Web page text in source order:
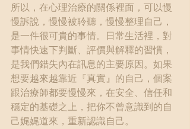
所以，在心理治療的關係裡面，可以慢
慢訴說，慢慢被聆聽，慢慢整理自己，
是一件很可貴的事情。日常生活裡，對
事情快速下判斷、評價與解釋的習慣，
是我們錯失內在訊息的主要原因。如果
想要越來越靠近『真實』的自己，個案
跟治療師都要慢慢來，在安全、信任和
穩定的基礎之上，把你不曾意識到的自
己娓娓道來，重新認識自己。